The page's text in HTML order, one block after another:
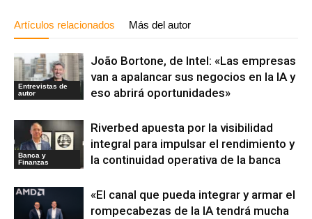
Artículos relacionados Más del autor
Entrevistas de
autor
João Bortone, de Intel: «Las empresas
van a apalancar sus negocios en la IA y
eso abrirá oportunidades»
Banca y
Finanzas
Riverbed apuesta por la visibilidad
integral para impulsar el rendimiento y
la continuidad operativa de la banca
«El canal que pueda integrar y armar el
rompecabezas de la IA tendrá mucha